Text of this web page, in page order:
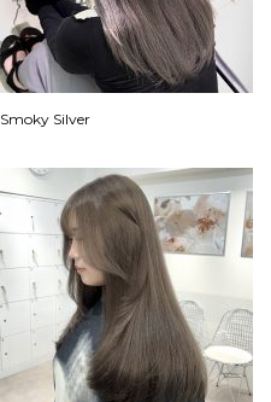
Smoky Silver